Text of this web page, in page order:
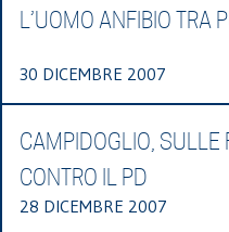
L’UOMO ANFIBIO TRA
30 DICEMBRE 2007
CAMPIDOGLIO, SULLE
CONTRO IL PD
28 DICEMBRE 2007